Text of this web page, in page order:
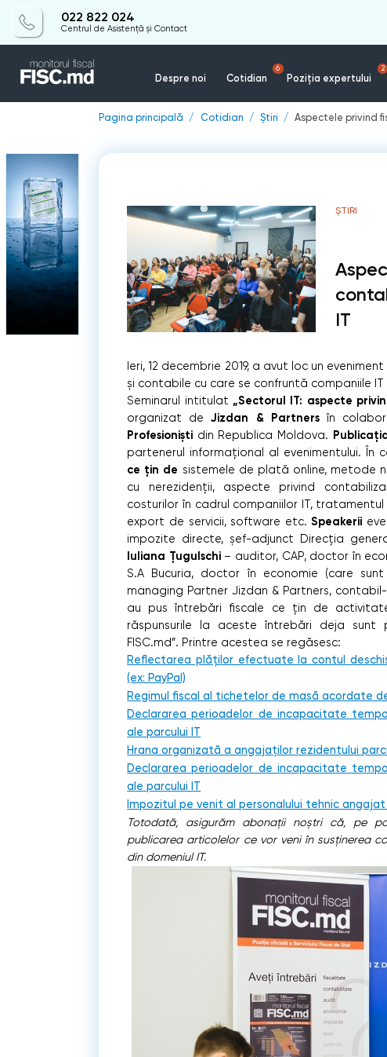
022 822 024
Centrul de Asistență și Contact
Despre noi Cotidian
6
Poziția expertului
2
Pagina principală Cotidian Știri Aspectele privind
ȘTIRI
IT
Ieri, 12 decembrie 2019, a avut loc un
și contabile cu care se confruntă companiile
Seminarul intitulat „Sectorul IT: aspecte
organizat deJizdan & Partnersîn
Profesioniști din Republica Moldova.
partenerul informațional al evenimentului. În
ce țin de sistemele de plată online, metode
cu nerezidenții, aspecte privind
costurilor în cadrul companiilor IT,
export de servicii, software etc.Speakerii
impozite directe, șef-adjunct Direcţia
Iuliana Țugulschi– auditor, CAP, doctor în
S.A Bucuria, doctor în economie (care
managing Partner Jizdan & Partners,
au pus întrebări fiscale ce țin de
răspunsurile la aceste întrebări deja sunt
FISC.md”. Printre acestea se regăsesc:
Reflectarea plăților efectuate la contul
(ех: PayPal)
Regimul fiscal al tichetelor de masă acordate
Declararea perioadelor de incapacitate
ale parcului IT
Hrana organizată a angajaților rezidentului
Declararea perioadelor de incapacitate
ale parcului IT
Impozitul pe venit al personalului tehnic
Totodată, asigurăm abonații noștri că, pe
publicarea articolelor ce vor veni în susținerea
din domeniul IT.